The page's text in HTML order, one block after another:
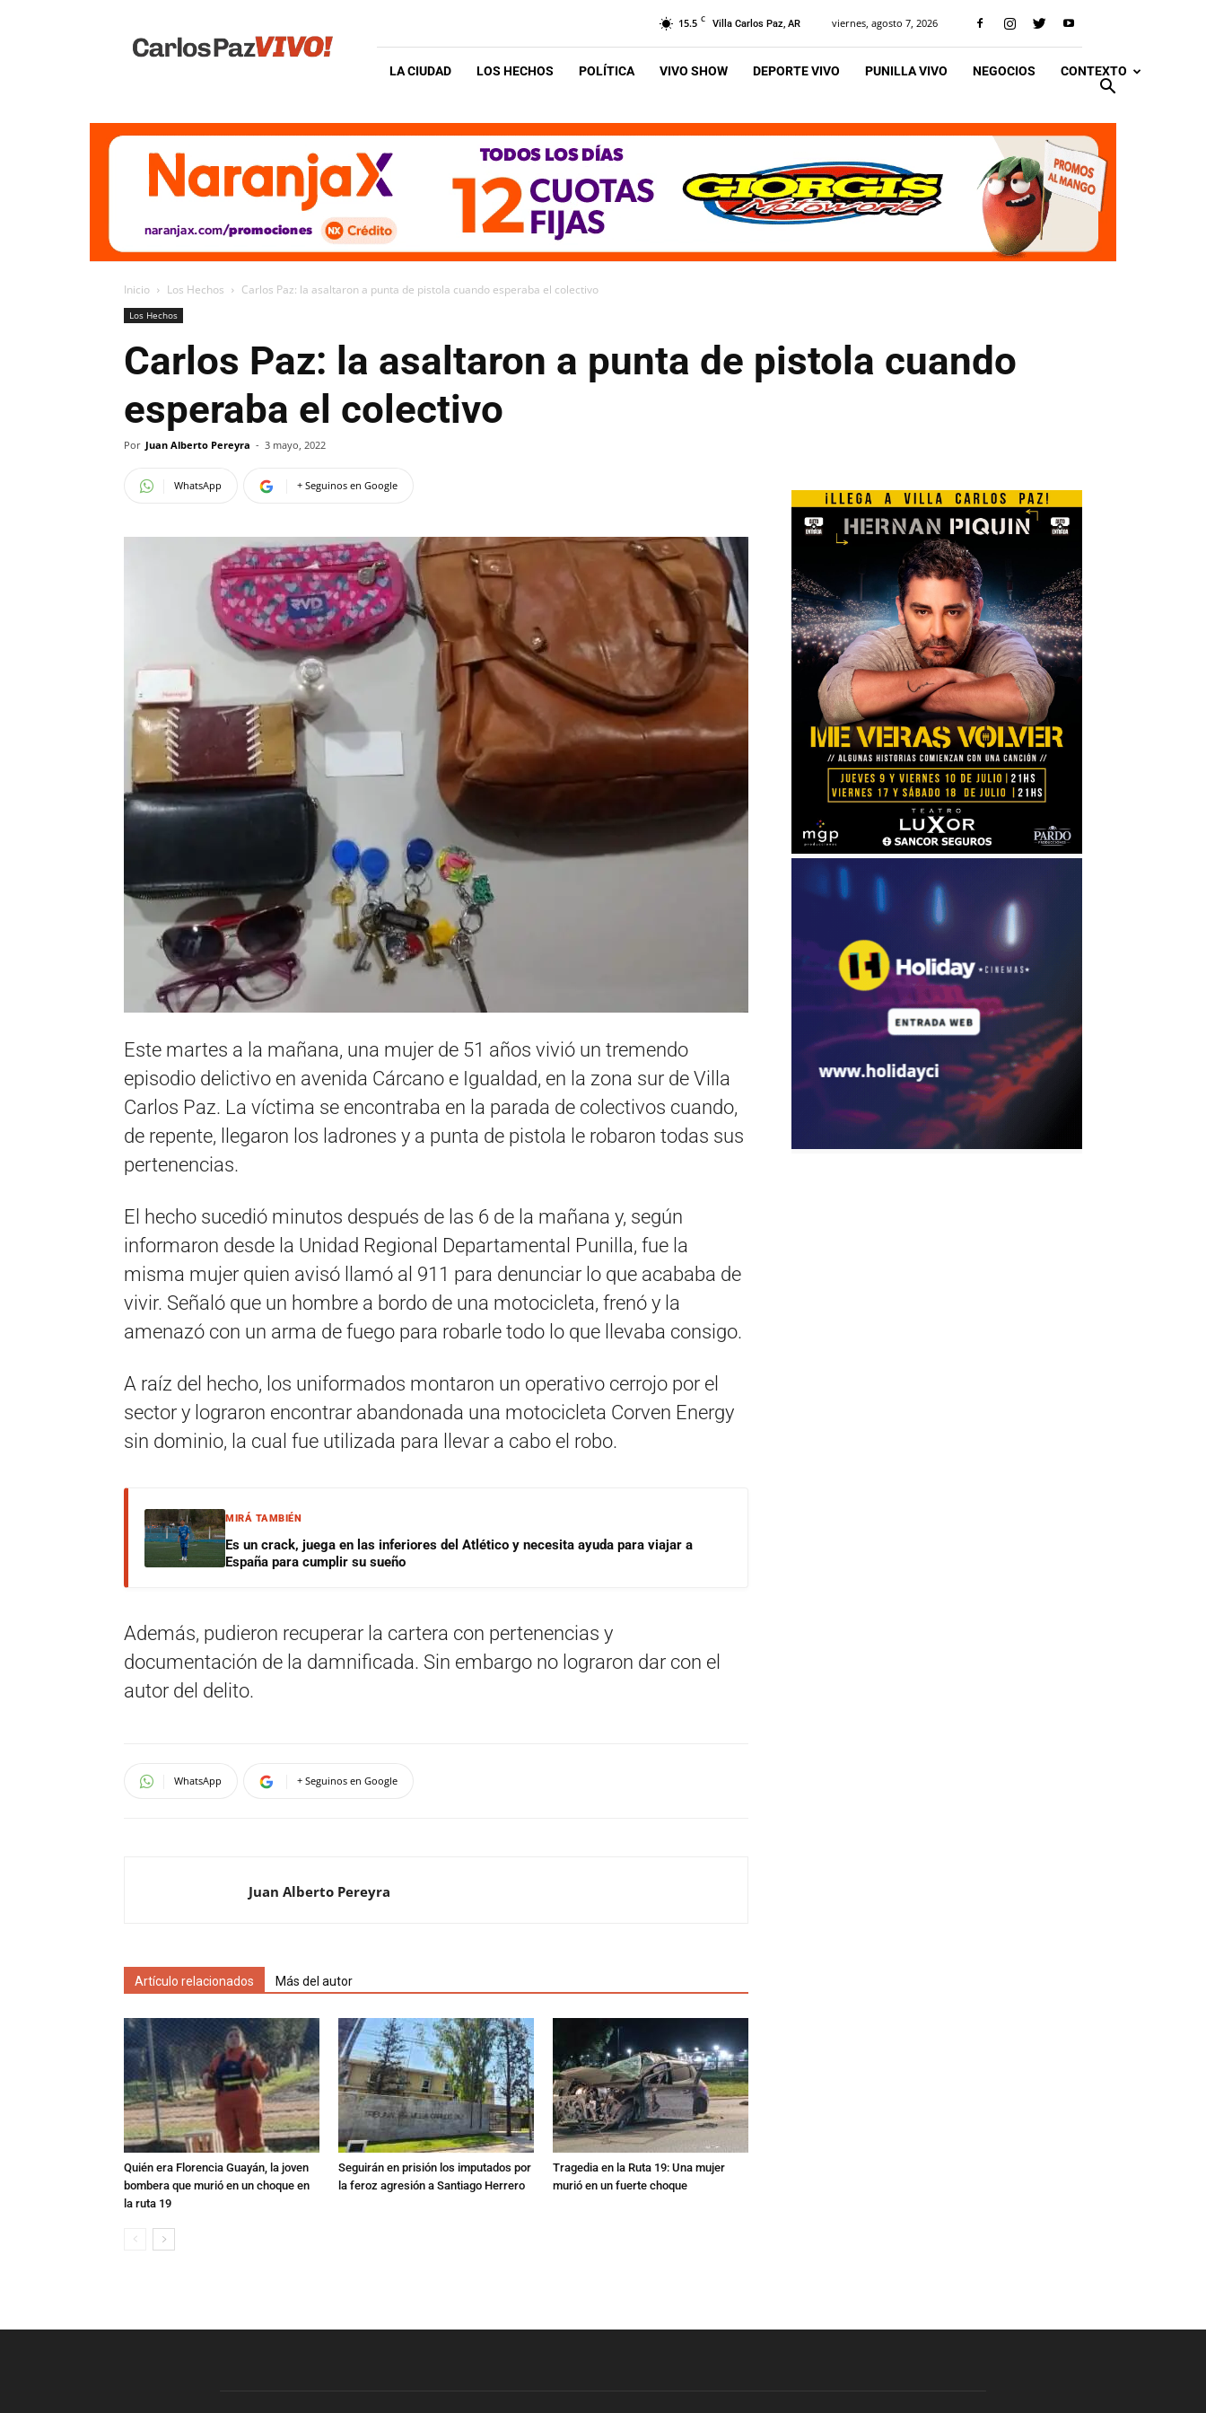
Vivo
15.5 C Villa Carlos Paz, AR viernes, agosto 7, 2026
LA CIUDAD LOS HECHOS POLÍTICA VIVO SHOW DEPORTE VIVO PUNILLA VIVO NEGOCIOS CONTEXTO
Inicio Los Hechos Carlos Paz: la asaltaron a punta de pistola cuando esperaba el colectivo
Los Hechos
Carlos Paz: la asaltaron a punta de pistola cuando
esperaba el colectivo
Por Juan Alberto Pereyra - 3 mayo, 2022
WhatsApp + Seguinos en Google
Este martes a la mañana, una mujer de 51 años vivió un tremendo
episodio delictivo en avenida Cárcano e Igualdad, en la zona sur de Villa
Carlos Paz. La víctima se encontraba en la parada de colectivos cuando,
de repente, llegaron los ladrones y a punta de pistola le robaron todas sus
pertenencias.
El hecho sucedió minutos después de las 6 de la mañana y, según
informaron desde la Unidad Regional Departamental Punilla, fue la
misma mujer quien avisó llamó al 911 para denunciar lo que acababa de
vivir. Señaló que un hombre a bordo de una motocicleta, frenó y la
amenazó con un arma de fuego para robarle todo lo que llevaba consigo.
A raíz del hecho, los uniformados montaron un operativo cerrojo por el
sector y lograron encontrar abandonada una motocicleta Corven Energy
sin dominio, la cual fue utilizada para llevar a cabo el robo.
MIRÁ TAMBIÉN
Es un crack, juega en las inferiores del Atlético y necesita ayuda para viajar a
España para cumplir su sueño
Además, pudieron recuperar la cartera con pertenencias y
documentación de la damnificada. Sin embargo no lograron dar con el
autor del delito.
WhatsApp + Seguinos en Google
Juan Alberto Pereyra
Artículo relacionados Más del autor
Quién era Florencia Guayán, la joven
bombera que murió en un choque en
la ruta 19
Seguirán en prisión los imputados por
la feroz agresión a Santiago Herrero
Tragedia en la Ruta 19: Una mujer
murió en un fuerte choque